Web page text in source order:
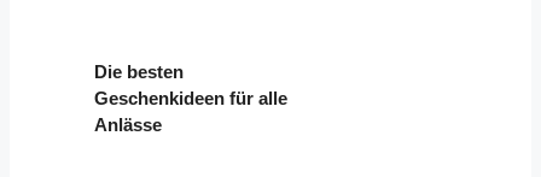
Die besten
Geschenkideen für alle
Anlässe